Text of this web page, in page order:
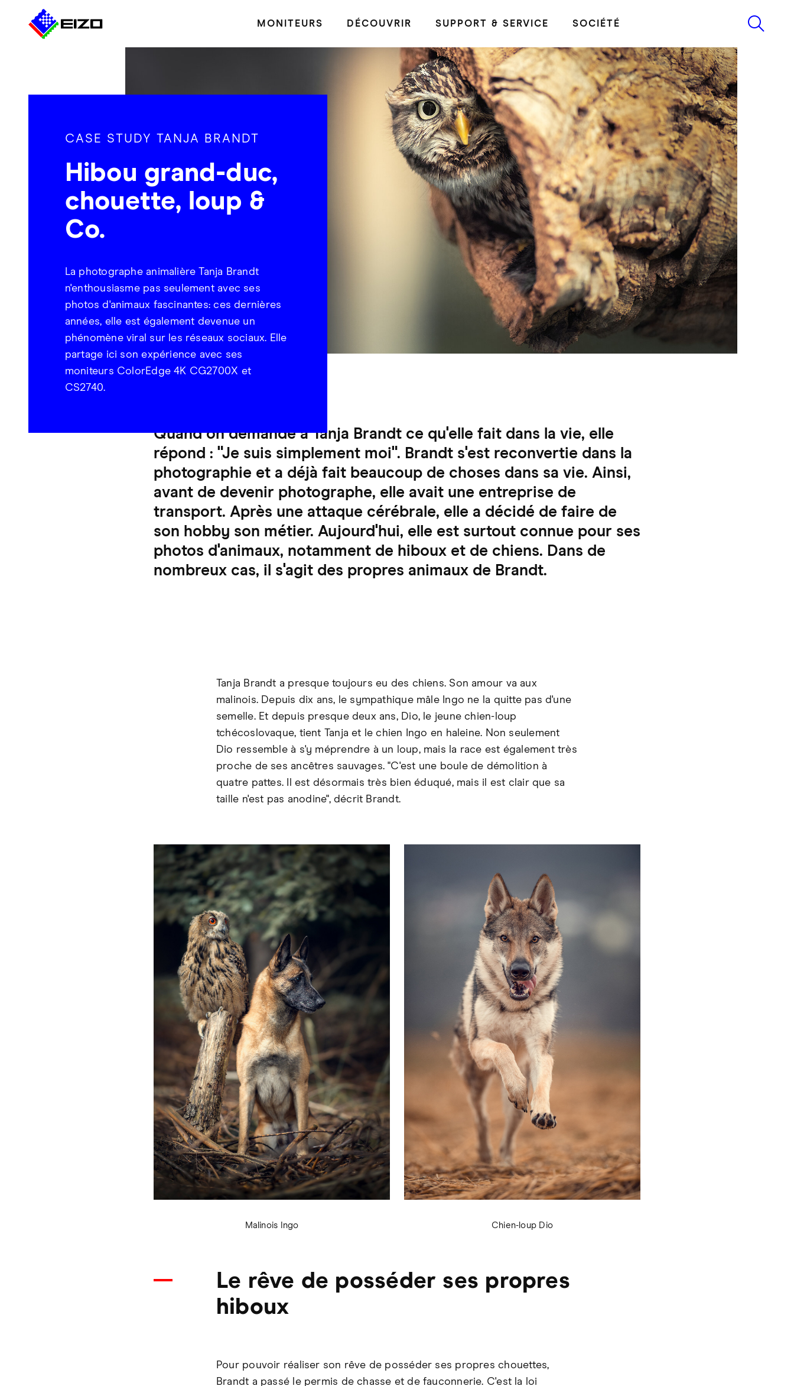
MONITEURS DÉCOUVRIR SUPPORT & SERVICE SOCIÉTÉ
CASE STUDY TANJA BRANDT
Hibou grand-duc,
chouette, loup &
Co.
La photographe animalière Tanja Brandt
n'enthousiasme pas seulement avec ses
photos d'animaux fascinantes: ces dernières
années, elle est également devenue un
phénomène viral sur les réseaux sociaux. Elle
partage ici son expérience avec ses
moniteurs ColorEdge 4K CG2700X et
CS2740.
Quand on demande à Tanja Brandt ce qu'elle fait dans la vie, elle
répond : "Je suis simplement moi". Brandt s'est reconvertie dans la
photographie et a déjà fait beaucoup de choses dans sa vie. Ainsi,
avant de devenir photographe, elle avait une entreprise de
transport. Après une attaque cérébrale, elle a décidé de faire de
son hobby son métier. Aujourd'hui, elle est surtout connue pour ses
photos d'animaux, notamment de hiboux et de chiens. Dans de
nombreux cas, il s'agit des propres animaux de Brandt.
Tanja Brandt a presque toujours eu des chiens. Son amour va aux
malinois. Depuis dix ans, le sympathique mâle Ingo ne la quitte pas d'une
semelle. Et depuis presque deux ans, Dio, le jeune chien-loup
tchécoslovaque, tient Tanja et le chien Ingo en haleine. Non seulement
Dio ressemble à s'y méprendre à un loup, mais la race est également très
proche de ses ancêtres sauvages. "C'est une boule de démolition à
quatre pattes. Il est désormais très bien éduqué, mais il est clair que sa
taille n'est pas anodine", décrit Brandt.
Malinois Ingo Chien-loup Dio
Le rêve de posséder ses propres
hiboux
Pour pouvoir réaliser son rêve de posséder ses propres chouettes,
Brandt a passé le permis de chasse et de fauconnerie. C'est la loi